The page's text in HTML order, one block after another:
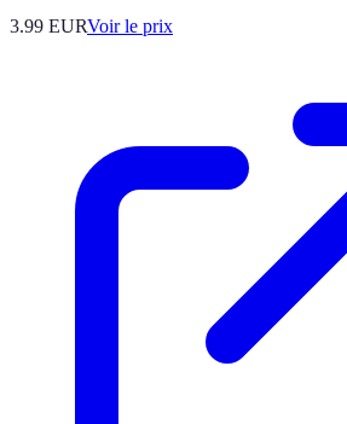
3.99 EURVoir le prix